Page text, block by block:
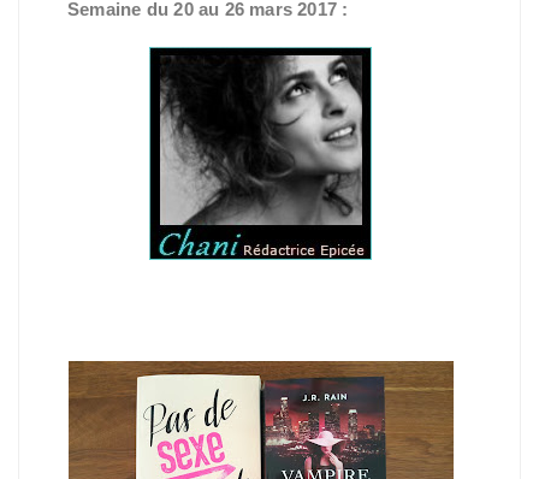
Semaine du 20 au 26 mars 2017 :